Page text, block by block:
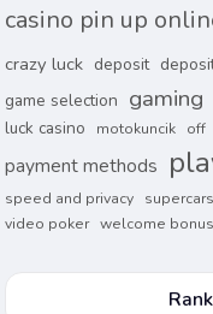
casino pin up
crazy luck deposit
game selection gaming
luck casino
motokuncik off
payment methods
speed and privacy
supercars
video poker welcome bonus